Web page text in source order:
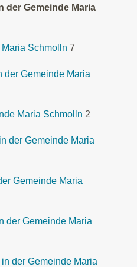
der Gemeinde Maria
Schmolln 7
der Gemeinde Maria
Maria Schmolln 2
der Gemeinde Maria
Gemeinde Maria
der Gemeinde Maria
der Gemeinde Maria